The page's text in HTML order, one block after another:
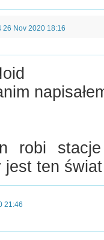
26 Nov 2020 18:16
robi
jest ten
21:46